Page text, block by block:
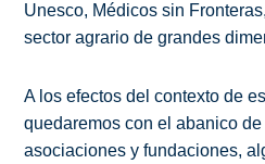
Unesco, Médicos sin
sector agrario de grandes
A los efectos del contexto de
quedaremos con el abanico
asociaciones y fundaciones,